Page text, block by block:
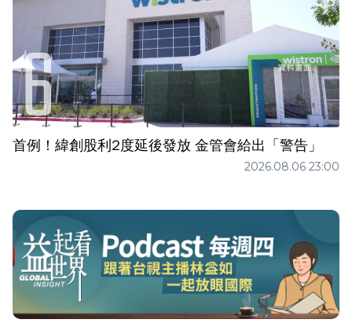
首例！緯創股利2度延後發放 金管會給出「警告」
2026.08.06 23:00